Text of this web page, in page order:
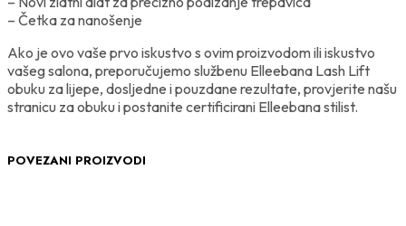
– Četka za nanošenje
Ako je ovo vaše prvo iskustvo s ovim proizvodom ili iskustvo
vašeg salona, ​​preporučujemo službenu Elleebana Lash Lift
obuku za lijepe, dosljedne i pouzdane rezultate, provjerite našu
stranicu za obuku i postanite certificirani Elleebana stilist.
POVEZANI PROIZVODI